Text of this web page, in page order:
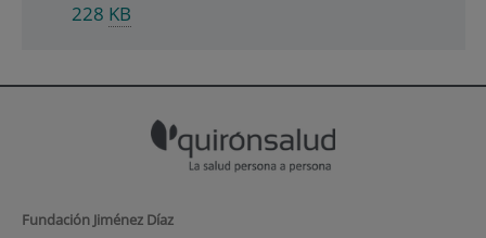
228 KB
Fundación Jiménez Díaz